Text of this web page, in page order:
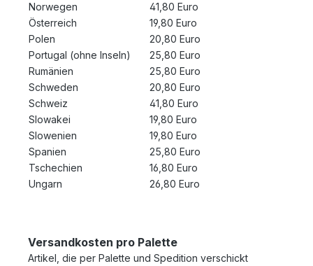
Norwegen
41,80 Euro
Österreich
19,80 Euro
Polen
20,80 Euro
Portugal (ohne Inseln)
25,80 Euro
Rumänien
25,80 Euro
Schweden
20,80 Euro
Schweiz
41,80 Euro
Slowakei
19,80 Euro
Slowenien
19,80 Euro
Spanien
25,80 Euro
Tschechien
16,80 Euro
Ungarn
26,80 Euro
Versandkosten pro Palette
Artikel, die per Palette und Spedition verschickt